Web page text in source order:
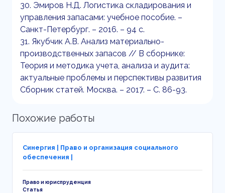
30. Эмиров Н.Д. Логистика складирования и
управления запасами: учебное пособие. –
Санкт-Петербург. – 2016. – 94 с.
31. Якубчик А.В. Анализ материально-
производственных запасов // В сборнике:
Теория и методика учета, анализа и аудита:
актуальные проблемы и перспективы развития
Сборник статей. Москва. – 2017. – С. 86-93.
Похожие работы
Синергия | Право и организация социального
обеспечения |
Право и юриспруденция
Статья